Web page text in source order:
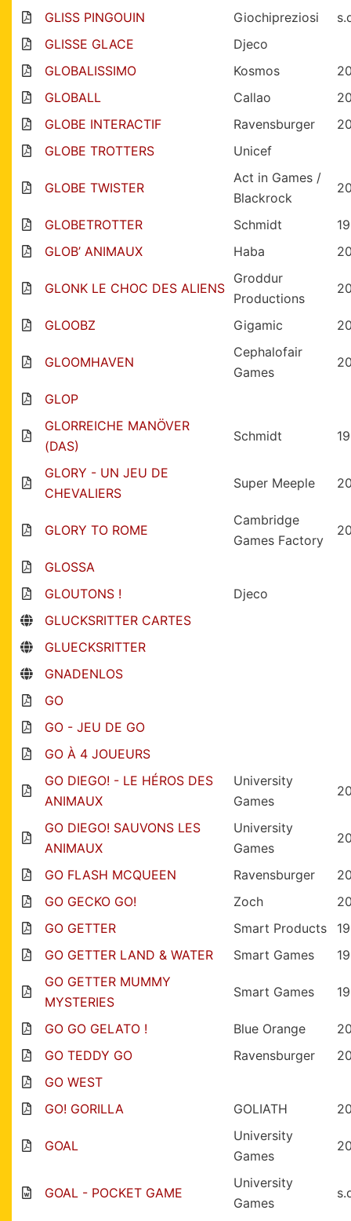
GLISS PINGOUIN Giochipreziosi
GLISSE GLACE
Djeco
GLOBALISSIMO
Kosmos
GLOBALL
Callao
GLOBE INTERACTIF
Ravensburger
GLOBE TROTTERS
Unicef
GLOBE TWISTER
Act in Games /
Blackrock
GLOBETROTTER Schmidt
GLOB’ ANIMAUX
Haba
GLONK LE CHOC DES ALIENS
Groddur
Productions
GLOOBZ Gigamic
GLOOMHAVEN
Cephalofair
Games
GLOP
GLORREICHE MANÖVER
(DAS)
Schmidt
GLORY - UN JEU DE
CHEVALIERS
Super Meeple
GLORY TO ROME
Cambridge
Games Factory
GLOSSA
GLOUTONS !
Djeco
GLUCKSRITTER CARTES
GLUECKSRITTER
GNADENLOS
GO
GO - JEU DE GO
GO À 4 JOUEURS
GO DIEGO! - LE HÉROS DES
ANIMAUX
University
Games
GO DIEGO! SAUVONS LES
ANIMAUX
University
Games
GO FLASH MCQUEEN Ravensburger
GO GECKO GO!
Zoch
GO GETTER
Smart Products
GO GETTER LAND & WATER
Smart Games
GO GETTER MUMMY
MYSTERIES
Smart Games
GO GO GELATO ! Blue Orange
GO TEDDY GO
Ravensburger
GO WEST
GO! GORILLA
GOLIATH
GOAL
University
Games
GOAL - POCKET GAME
University
Games